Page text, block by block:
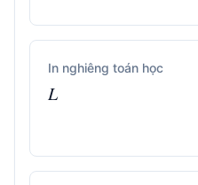
In nghiêng toán học
𝐿